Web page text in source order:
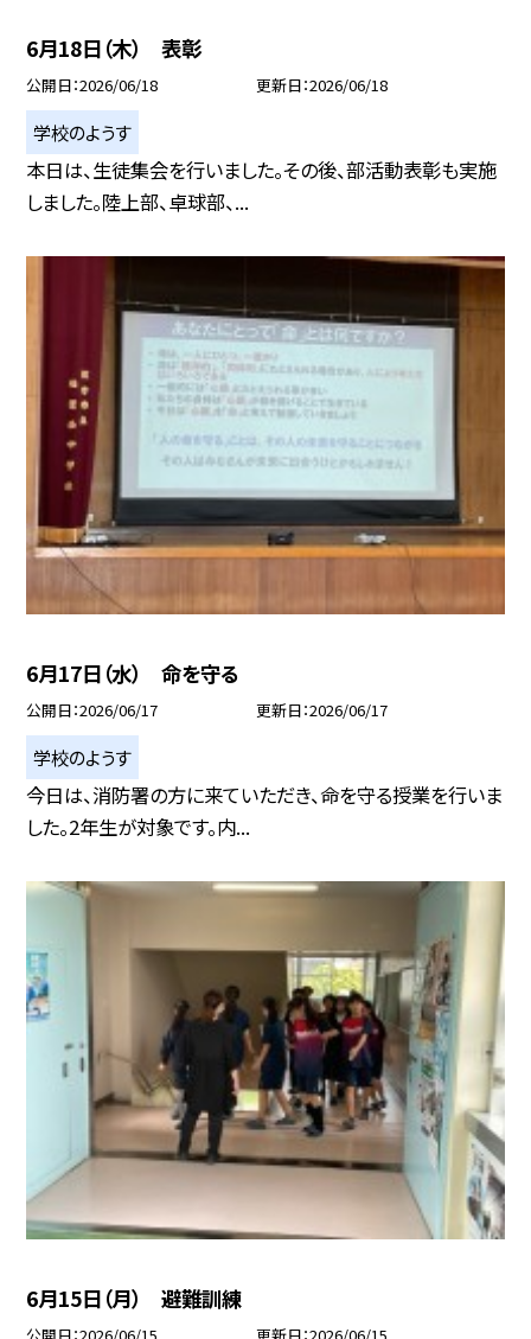
6月18日（木） 表彰
公開日 2026/06/18 更新日 2026/06/18
学校のようす
本日は、生徒集会を行いました。その後、部活動表彰も実施
しました。陸上部、卓球部、...
6月17日（水） 命を守る
公開日 2026/06/17 更新日 2026/06/17
学校のようす
今日は、消防署の方に来ていただき、命を守る授業を行いま
した。2年生が対象です。内...
6月15日（月） 避難訓練